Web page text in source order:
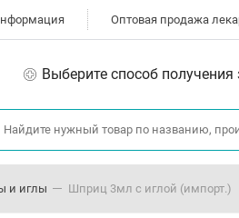
Оптовая продажа
Выберите способ получения
и иглы Шприц 3мл с иглой (импорт.)